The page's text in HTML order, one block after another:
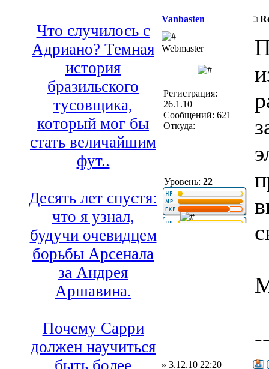
Что случилось с
Адриано? Темная
история
бразильского
тусовщика,
который мог бы
стать величайшим
фут..
Десять лет спустя:
что я узнал,
будучи очевидцем
борьбы Арсенала
за Андрея
Аршавина.
Почему Сарри
должен научиться
Vanbasten
Webmaster
Регистрация:
26.1.10
Сообщений: 621
Откуда:
Уровень: 22
» 3.12.10 22:20